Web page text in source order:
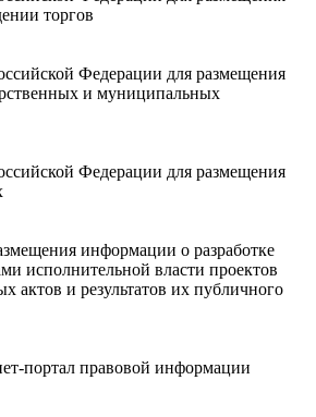
торгов
Федерации для размещения
и муниципальных
Федерации для размещения
информации о разработке
исполнительной власти проектов
актов и результатов их публичного
портал правовой информации